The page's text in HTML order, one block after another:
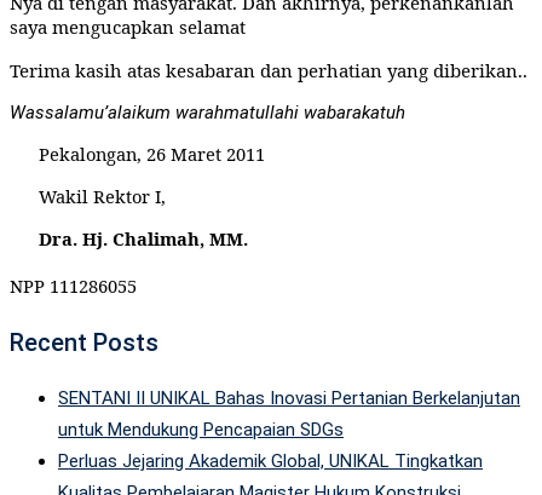
saya mengucapkan selamat
Terima kasih atas kesabaran dan perhatian yang diberikan..
Wassalamu’alaikum warahmatullahi wabarakatuh
Pekalongan, 26 Maret 2011
Wakil Rektor I,
Dra. Hj. Chalimah, MM.
NPP 111286055
Recent Posts
SENTANI II UNIKAL Bahas Inovasi Pertanian Berkelanjutan
untuk Mendukung Pencapaian SDGs
Perluas Jejaring Akademik Global, UNIKAL Tingkatkan